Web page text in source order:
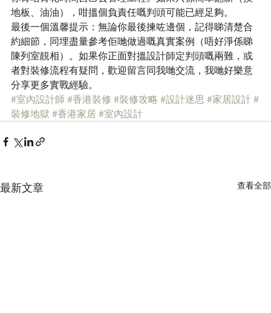
地板、油油），咁搵個負責任嘅判頭可能已經足夠。
最後一個溫馨提示：無論你最後揀咗邊個，記得睇清楚合
約細節，同埋盡量參考佢哋做過嘅真實案例（唔好淨係睇
陳列室靚相）。如果你正面對搵設計師定判頭嘅兩難，或
者對裝修流程有疑問，歡迎留言同我哋交流，我哋好樂意
分享更多實戰經驗。
#室內設計師 #香港裝修 #裝修攻略 #設計迷思 #家居設計 #
裝修地獄 #香港家居 #室內設計
最新文章 查看全部